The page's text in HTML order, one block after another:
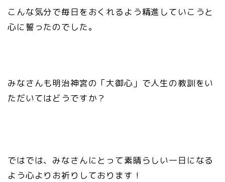
こんな気分で毎日をおくれるよう精進していこうと
心に誓ったのでした。
みなさんも明治神宮の「大御心」で人生の教訓をい
ただいてはどうですか？
ではでは、みなさんにとって素晴らしい一日になる
よう心よりお祈りしております！